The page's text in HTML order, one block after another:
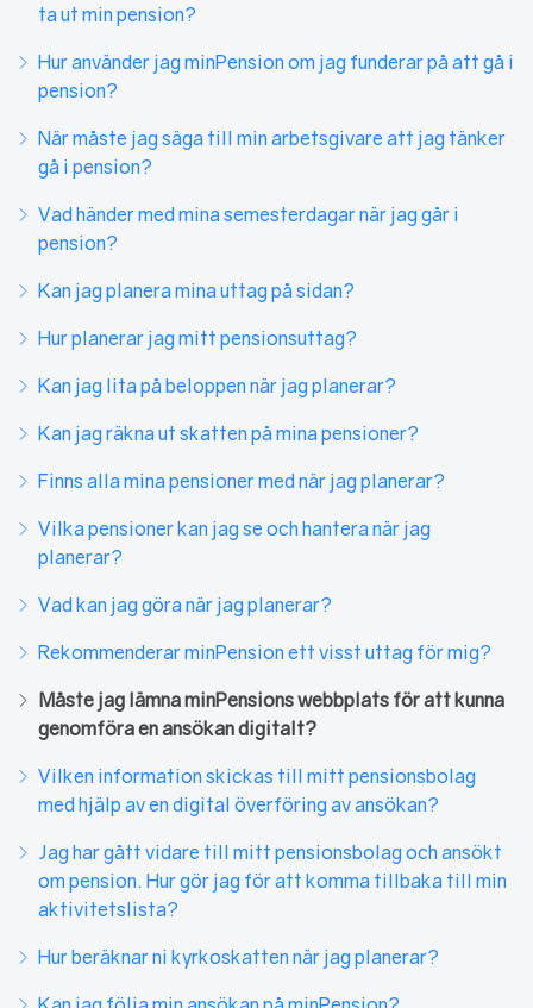
ta ut min pension?
Hur använder jag minPension om jag funderar på att gå i
pension?
När måste jag säga till min arbetsgivare att jag tänker
gå i pension?
Vad händer med mina semesterdagar när jag går i
pension?
Kan jag planera mina uttag på sidan?
Hur planerar jag mitt pensionsuttag?
Kan jag lita på beloppen när jag planerar?
Kan jag räkna ut skatten på mina pensioner?
Finns alla mina pensioner med när jag planerar?
Vilka pensioner kan jag se och hantera när jag
planerar?
Vad kan jag göra när jag planerar?
Rekommenderar minPension ett visst uttag för mig?
Måste jag lämna minPensions webbplats för att kunna
genomföra en ansökan digitalt?
Vilken information skickas till mitt pensionsbolag
med hjälp av en digital överföring av ansökan?
Jag har gått vidare till mitt pensionsbolag och ansökt
om pension. Hur gör jag för att komma tillbaka till min
aktivitetslista?
Hur beräknar ni kyrkoskatten när jag planerar?